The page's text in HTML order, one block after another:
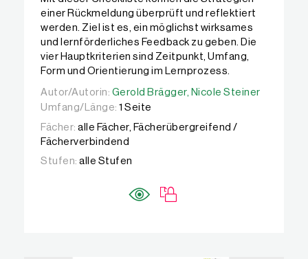
einer Rückmeldung überprüft und reflektiert
werden. Ziel ist es, ein möglichst wirksames
und lernförderliches Feedback zu geben. Die
vier Hauptkriterien sind Zeitpunkt, Umfang,
Form und Orientierung im Lernprozess.
Autor/Autorin: Gerold Brägger, Nicole Steiner
Autor/Autorin: Gerold Brägger, Nicole Steiner
Umfang/Länge: 1 Seite
Fächer: alle Fächer, Fächerübergreifend /
Fächerverbindend
Stufen: alle Stufen